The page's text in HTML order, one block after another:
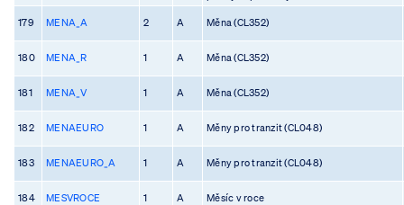
179 MENA_A 2 A Měna (CL352)
180 MENA_R 1 A Měna (CL352)
181 MENA_V 1 A Měna (CL352)
182 MENAEURO 1 A Měny pro tranzit (CL048)
183 MENAEURO_A 1 A Měny pro tranzit (CL048)
184 MESVROCE 1 A Měsíc v roce